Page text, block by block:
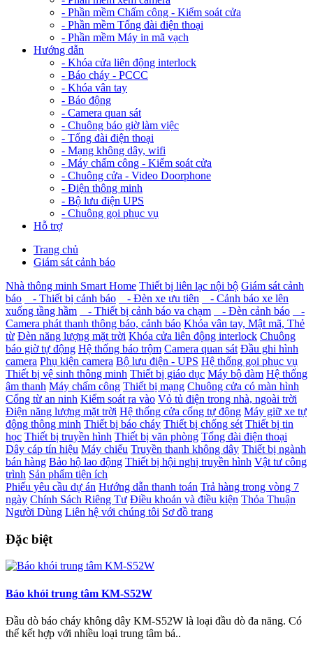
- Phần mềm Chấm công - Kiểm soát cửa
- Phần mềm Tổng đài điện thoại
- Phần mềm Máy in mã vạch
Hướng dẫn
- Khóa cửa liên động interlock
- Báo cháy - PCCC
- Khóa vân tay
- Báo động
- Camera quan sát
- Chuông báo giờ làm việc
- Tổng đài điện thoại
- Mạng không dây, wifi
- Máy chấm công - Kiểm soát cửa
- Chuông cửa - Video Doorphone
- Điện thông minh
- Bộ lưu điện UPS
- Chuông gọi phục vụ
Hỗ trợ
Trang chủ
Giám sát cảnh báo
Nhà thông minh Smart Home Thiết bị liên lạc nội bộ Giám sát cảnh
báo
- Thiết bị cảnh báo - Đèn xe ưu tiên
- Cảnh báo xe lên
xuống tầng hầm
- Thiết bị cảnh báo va chạm - Đèn cảnh báo
-
Camera phát thanh thông báo, cảnh báo Khóa vân tay, Mật mã, Thẻ
từ Đèn năng lượng mặt trời Khóa cửa liên động interlock Chuông
báo giờ tự động Hệ thống báo trộm Camera quan sát Đầu ghi hình
camera Phụ kiện camera Bộ lưu điện - UPS Hệ thống gọi phục vụ
Thiết bị vệ sinh thông minh Thiết bị giáo dục Máy bộ đàm Hệ thống
âm thanh Máy chấm công Thiết bị mạng Chuông cửa có màn hình
Cổng từ an ninh Kiểm soát ra vào Vỏ tủ điện trong nhà, ngoài trời
Điện năng lượng mặt trời Hệ thống cửa cổng tự động Máy giữ xe tự
động thông minh Thiết bị báo cháy Thiết bị chống sét Thiết bị tin
học Thiết bị truyền hình Thiết bị văn phòng Tổng đài điện thoại
Dây cáp tín hiệu Máy chiếu Truyền thanh không dây Thiết bị ngành
bán hàng Bảo hộ lao động Thiết bị hội nghị truyền hình Vật tư công
trình Sản phẩm tiện ích
Phiếu yêu cầu dự án Hướng dẫn thanh toán Trả hàng trong vòng 7
ngày Chính Sách Riêng Tư Điều khoản và điều kiện Thỏa Thuận
Người Dùng Liên hệ với chúng tôi Sơ đồ trang
Đặc biệt
Báo khói trung tâm KM-S52W
Đầu dò báo cháy không dây KM-S52W là loại đầu dò đa năng. Có
thể kết hợp với nhiều loại trung tâm bá..